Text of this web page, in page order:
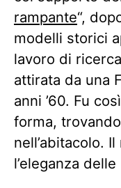
rampante“,
modelli storici
lavoro di
attirata da una
anni ’60. Fu
forma,
nell’abitacolo.
l’eleganza